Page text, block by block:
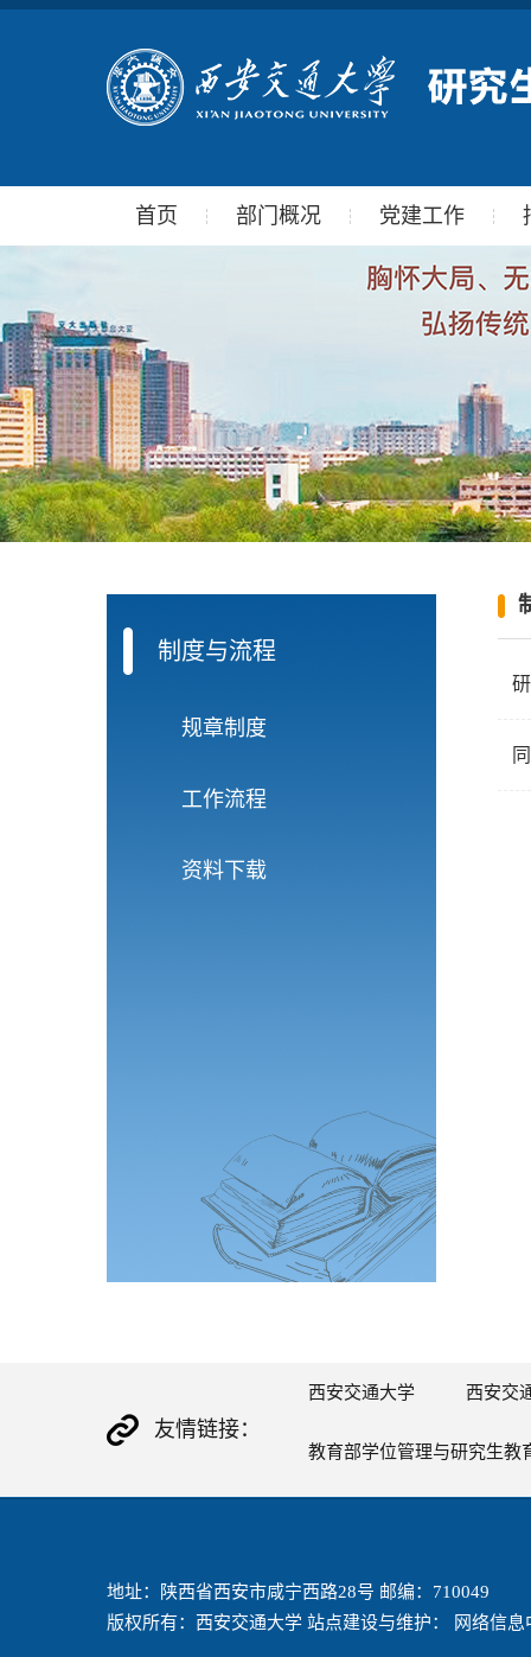
首页 部门概况 党建工作
制度与流程
规章制度
工作流程
资料下载
友情链接：
西安交通大学 西安交
教育部学位管理与研究生教
地址：陕西省西安市咸宁西路28号 邮编：710049
版权所有：西安交通大学 站点建设与维护： 网络信息